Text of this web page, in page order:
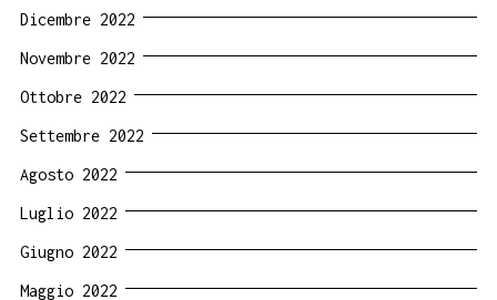
Dicembre 2022
Novembre 2022
Ottobre 2022
Settembre 2022
Agosto 2022
Luglio 2022
Giugno 2022
Maggio 2022